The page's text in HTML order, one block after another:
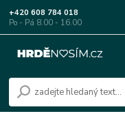
+420 608 784 018
Po - Pá 8.00 - 16.00